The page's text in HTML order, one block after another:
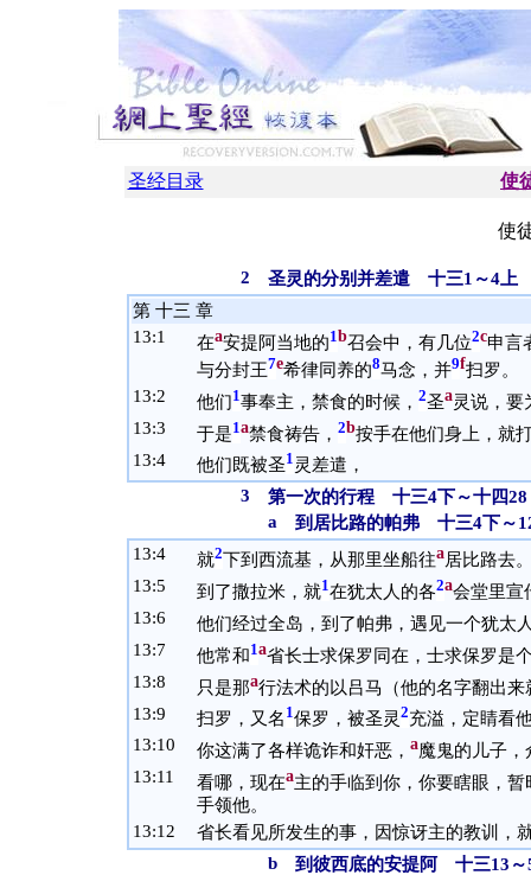
圣经目录 使
使
2
圣灵的分别并差遣 十三1～4上
第 十三 章
13:1 在a安提阿当地的1b召会中，有几位2c申言
与分封王7e希律同养的8马念，并9f扫罗。
13:2 他们1事奉主，禁食的时候， 2圣a灵说，要
13:3 于是1a禁食祷告， 2b按手在他们身上，就
13:4 他们既被圣1 灵差遣，
3
第一次的行程 十三4下～十四28
a
到居比路的帕弗 十三4下～
13:4 就2下到西流基，从那里坐船往a居比路去
13:5 到了撒拉米，就1在犹太人的各2a会堂里宣
13:6
他们经过全岛，到了帕弗，遇见一个犹太
13:7 他常和1a省长士求保罗同在，士求保罗是
13:8 只是那a行法术的以吕马（他的名字翻出来
13:9 扫罗，又名 1保罗，被圣灵 2充溢，定睛看
13:10 你这满了各样诡诈和奸恶， a魔鬼的儿子，
13:11 看哪，现在a主的手临到你，你要瞎眼，
手领他。
13:12
省长看见所发生的事，因惊讶主的教训，
b
到彼西底的安提阿 十三13～